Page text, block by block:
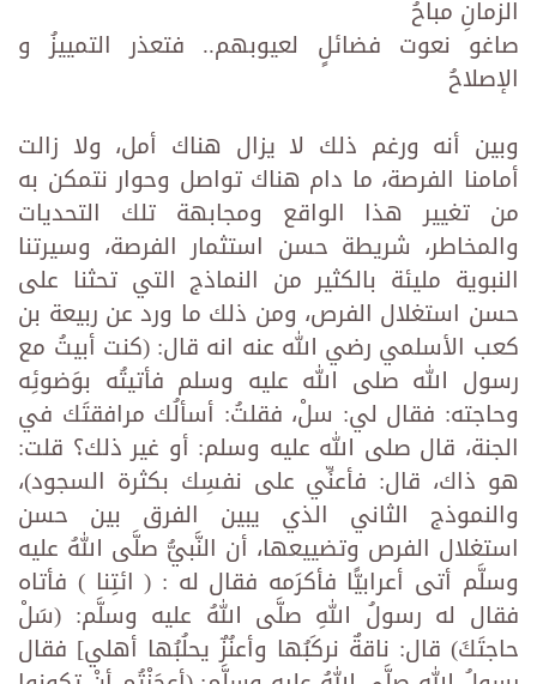
الزمانِ مباحُ
صاغو نعوت فضائلٍ لعيوبهم.. فتعذر التمييزُ و
الإصلاحُ
وبين أنه ورغم ذلك لا يزال هناك أمل، ولا زالت
أمامنا الفرصة، ما دام هناك تواصل وحوار نتمكن به
من تغيير هذا الواقع ومجابهة تلك التحديات
والمخاطر، شريطة حسن استثمار الفرصة، وسيرتنا
النبوية مليئة بالكثير من النماذج التي تحثنا على
حسن استغلال الفرص، ومن ذلك ما ورد عن ربيعة بن
كعب الأسلمي رضي الله عنه انه قال: (كنت أبيتُ مع
رسول الله صلى الله عليه وسلم فأتيتُه بوَضوئِه
وحاجته: فقال لي: سلْ، فقلتُ: أسألُك مرافقتَك في
الجنة، قال صلى الله عليه وسلم: أو غير ذلك؟ قلت:
هو ذاك، قال: فأعنِّي على نفسِك بكثرة السجود)،
والنموذج الثاني الذي يبين الفرق بين حسن
استغلال الفرص وتضييعها، أن النَّبيُّ صلَّى اللهُ عليه
وسلَّم أتى أعرابيًّا فأكرَمه فقال له : ( ائتِنا ) فأتاه
فقال له رسولُ اللهِ صلَّى اللهُ عليه وسلَّم: (سَلْ
حاجتَكَ) قال: ناقةٌ نركَبُها وأعنُزٌ يحلُبُها أهلي] فقال